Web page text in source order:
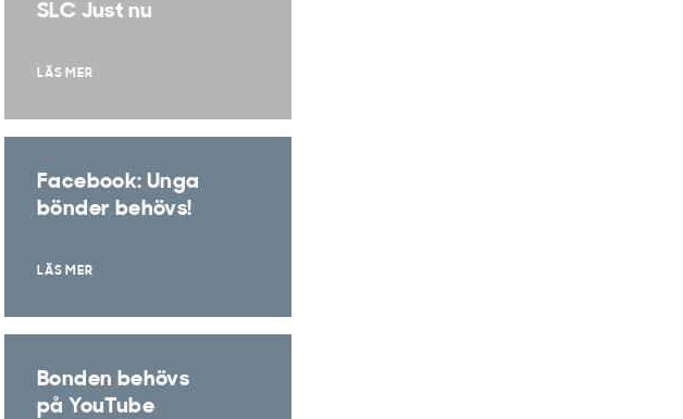
SLC Just nu
LÄS MER
Facebook: Unga
bönder behövs!
LÄS MER
Bonden behövs
på YouTube